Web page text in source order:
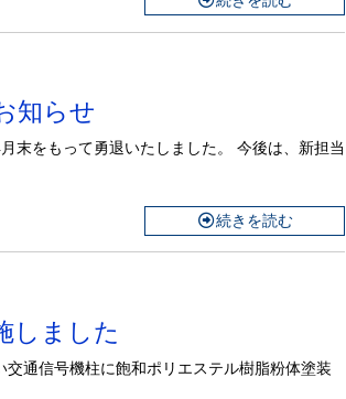
知らせ
末をもって勇退いたしました。 今後は、新担当
続きを読む
しました
通信号機柱に飽和ポリエステル樹脂粉体塗装